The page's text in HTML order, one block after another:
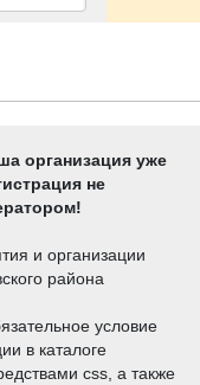
организация уже
не
и организации
района
условие
в каталоге
css, a также